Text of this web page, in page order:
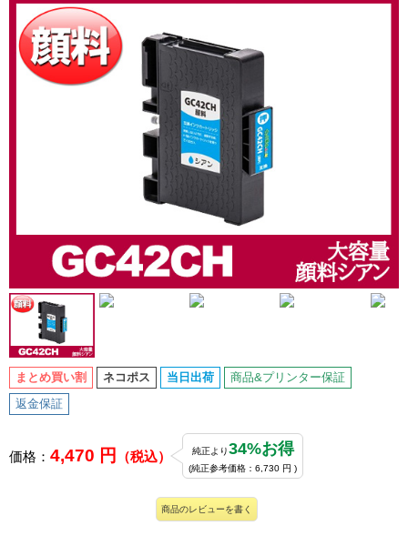
まとめ買い割 ネコポス 当日出荷 商品&プリンター保証
返金保証
価格： 4,470 円 （税込） 純正より34%お得
(純正参考価格：6,730 円 )
商品のレビューを書く